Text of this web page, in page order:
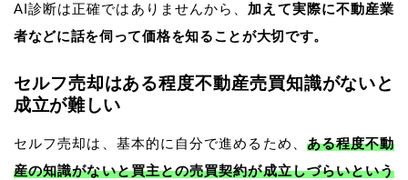
AI診断は正確ではありませんから、 加えて実際に不動産業
者などに話を伺って価格を知ることが大切です。
セルフ売却はある程度不動産売買知識がないと
成立が難しい
セルフ売却は、基本的に自分で進めるため、 ある程度不動
産の知識がないと買主との売買契約が成立しづらいという